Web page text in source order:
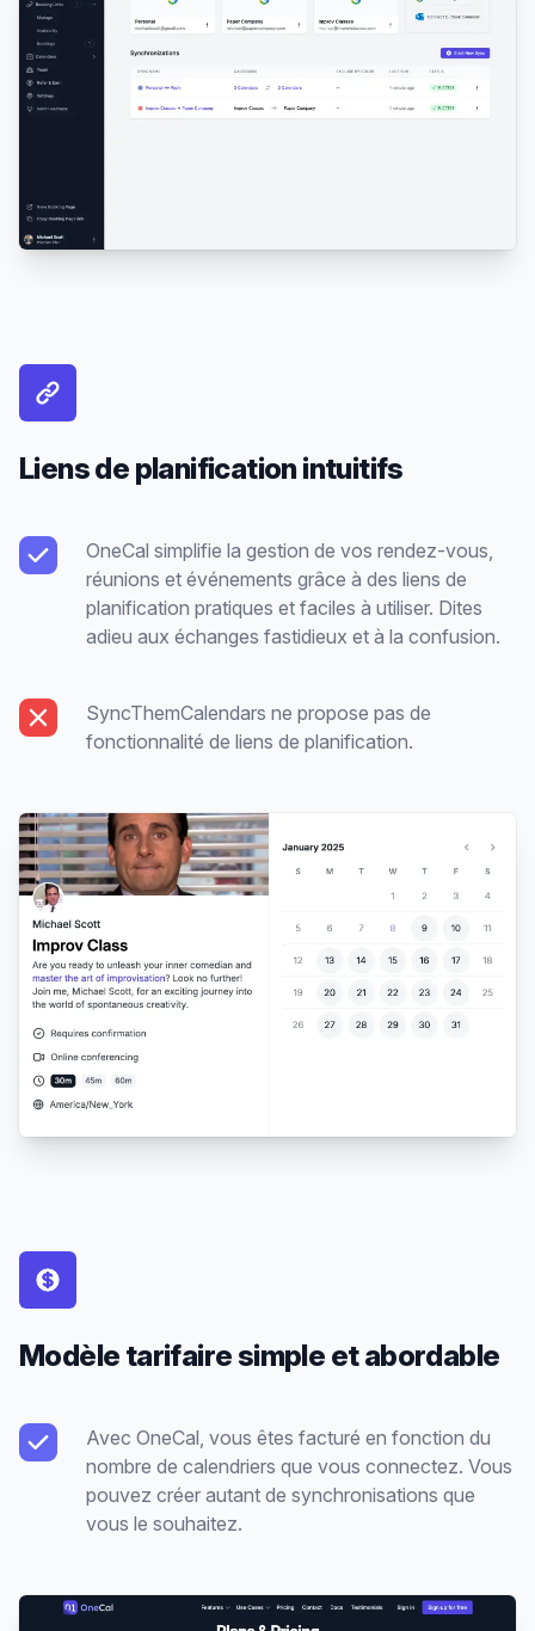
Liens de planification intuitifs
OneCal simplifie la gestion de vos rendez-vous,
réunions et événements grâce à des liens de
planification pratiques et faciles à utiliser. Dites
adieu aux échanges fastidieux et à la confusion.
SyncThemCalendars ne propose pas de
fonctionnalité de liens de planification.
Modèle tarifaire simple et abordable
Avec OneCal, vous êtes facturé en fonction du
nombre de calendriers que vous connectez. Vous
pouvez créer autant de synchronisations que
vous le souhaitez.